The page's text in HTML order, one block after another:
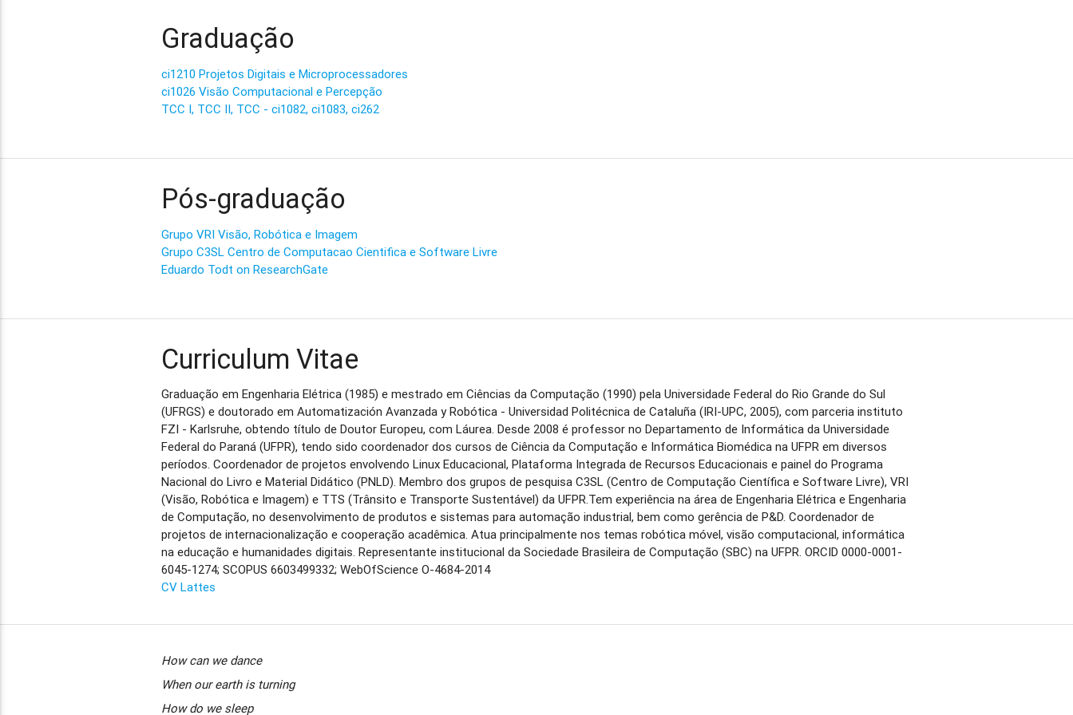
Graduação
ci1210 Projetos Digitais e Microprocessadores
ci1026 Visão Computacional e Percepção
TCC I, TCC II, TCC - ci1082, ci1083, ci262
Pós-graduação
Grupo VRI Visão, Robótica e Imagem
Grupo C3SL Centro de Computacao Cientifica e Software Livre
Eduardo Todt on ResearchGate
Curriculum Vitae
Graduação em Engenharia Elétrica (1985) e mestrado em Ciências da Computação (1990) pela Universidade Federal do Rio Grande do Sul
(UFRGS) e doutorado em Automatización Avanzada y Robótica - Universidad Politécnica de Cataluña (IRI-UPC, 2005), com parceria instituto
FZI - Karlsruhe, obtendo título de Doutor Europeu, com Láurea. Desde 2008 é professor no Departamento de Informática da Universidade
Federal do Paraná (UFPR), tendo sido coordenador dos cursos de Ciência da Computação e Informática Biomédica na UFPR em diversos
períodos. Coordenador de projetos envolvendo Linux Educacional, Plataforma Integrada de Recursos Educacionais e painel do Programa
Nacional do Livro e Material Didático (PNLD). Membro dos grupos de pesquisa C3SL (Centro de Computação Científica e Software Livre), VRI
(Visão, Robótica e Imagem) e TTS (Trânsito e Transporte Sustentável) da UFPR.Tem experiência na área de Engenharia Elétrica e Engenharia
de Computação, no desenvolvimento de produtos e sistemas para automação industrial, bem como gerência de P&D. Coordenador de
projetos de internacionalização e cooperação acadêmica. Atua principalmente nos temas robótica móvel, visão computacional, informática
na educação e humanidades digitais. Representante institucional da Sociedade Brasileira de Computação (SBC) na UFPR. ORCID 0000-0001-
6045-1274; SCOPUS 6603499332; WebOfScience O-4684-2014
CV Lattes
How can we dance
When our earth is turning
How do we sleep